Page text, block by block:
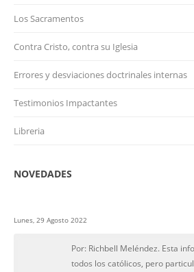
Los Sacramentos
Contra Cristo, contra su Iglesia
Errores y desviaciones doctrinales internas
Testimonios Impactantes
Libreria
NOVEDADES
Lunes, 29 Agosto 2022
Por: Richbell Meléndez. Esta
todos los católicos, pero